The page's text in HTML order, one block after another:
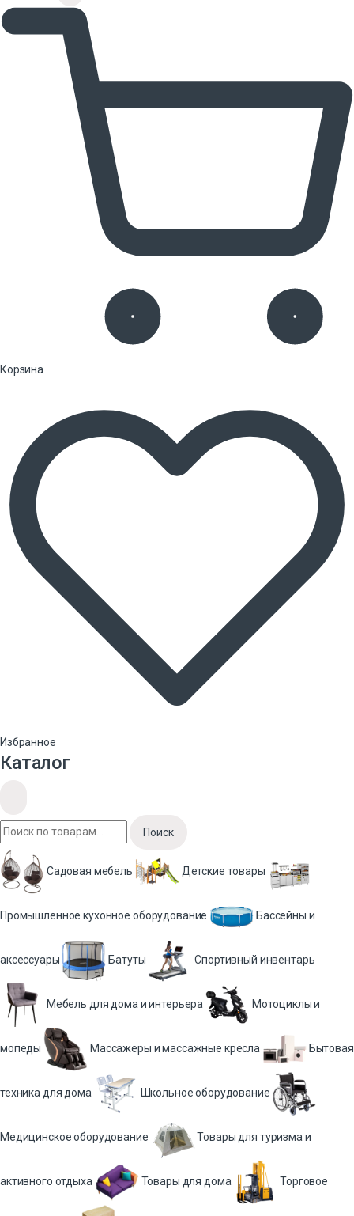
Корзина
Избранное
Каталог
Поиск
Садовая мебель Детские товары
Промышленное кухонное оборудование Бассейны и
аксессуары Батуты Спортивный инвентарь
Мебель для дома и интерьера Мотоциклы и
мопеды Массажеры и массажные кресла Бытовая
техника для дома Школьное оборудование
Медицинское оборудование Товары для туризма и
активного отдыха Товары для дома Торговое